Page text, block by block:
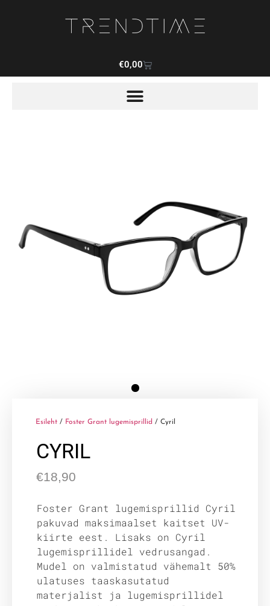
€0,00
Esileht / Foster Grant lugemisprillid / Cyril
CYRIL
€18,90
Foster Grant lugemisprillid Cyril
pakuvad maksimaalset kaitset UV-
kiirte eest. Lisaks on Cyril
lugemisprillidel vedrusangad.
Mudel on valmistatud vähemalt 50%
ulatuses taaskasutatud
materjalist ja lugemisprillidel